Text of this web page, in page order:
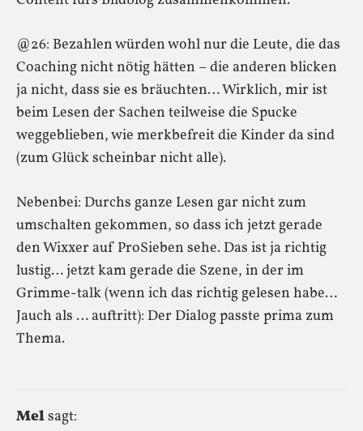
@26: Bezahlen würden wohl nur die Leute, die das
Coaching nicht nötig hätten – die anderen blicken
ja nicht, dass sie es bräuchten… Wirklich, mir ist
beim Lesen der Sachen teilweise die Spucke
weggeblieben, wie merkbefreit die Kinder da sind
(zum Glück scheinbar nicht alle).
Nebenbei: Durchs ganze Lesen gar nicht zum
umschalten gekommen, so dass ich jetzt gerade
den Wixxer auf ProSieben sehe. Das ist ja richtig
lustig… jetzt kam gerade die Szene, in der im
Grimme-talk (wenn ich das richtig gelesen habe…
Jauch als … auftritt): Der Dialog passte prima zum
Thema.
Melsagt: